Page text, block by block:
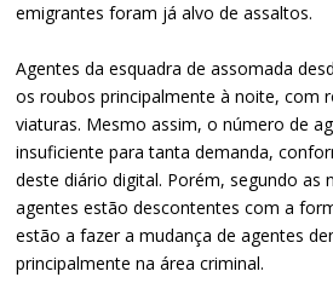
emigrantes foram já alvo de assaltos.
Agentes da esquadra de assomada
os roubos principalmente à noite, com
viaturas. Mesmo assim, o número de
insuficiente para tanta demanda,
deste diário digital. Porém, segundo as
agentes estão descontentes com a
estão a fazer a mudança de agentes
principalmente na área criminal.